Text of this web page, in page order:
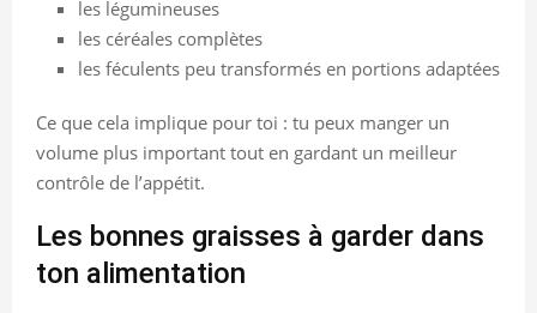
les légumineuses
les céréales complètes
les féculents peu transformés en portions adaptées
Ce que cela implique pour toi : tu peux manger un
volume plus important tout en gardant un meilleur
contrôle de l’appétit.
Les bonnes graisses à garder dans
ton alimentation